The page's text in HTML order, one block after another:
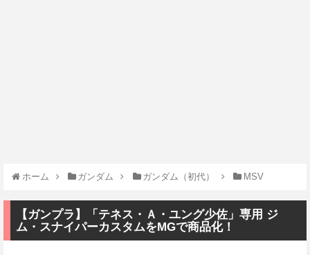
ホーム ガンダム ガンダム（初代） MSV
【ガンプラ】「テネス・Ａ・ユング少佐」専用 ジ
ム・スナイパーカスタムをMGで商品化！